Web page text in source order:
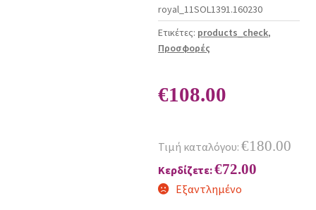
royal_11SOL1391.160230
Ετικέτες: products_check,
Προσφορές
€108.00
Τιμή καταλόγου: €180.00
Κερδίζετε:€72.00
Εξαντλημένο